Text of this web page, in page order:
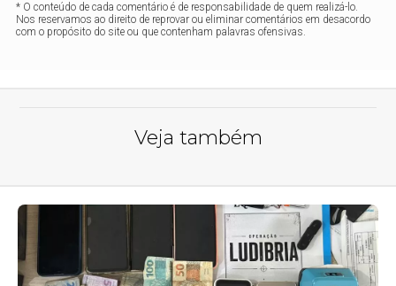
* O conteúdo de cada comentário é de responsabilidade de quem realizá-lo.
Nos reservamos ao direito de reprovar ou eliminar comentários em desacordo
com o propósito do site ou que contenham palavras ofensivas.
Veja também